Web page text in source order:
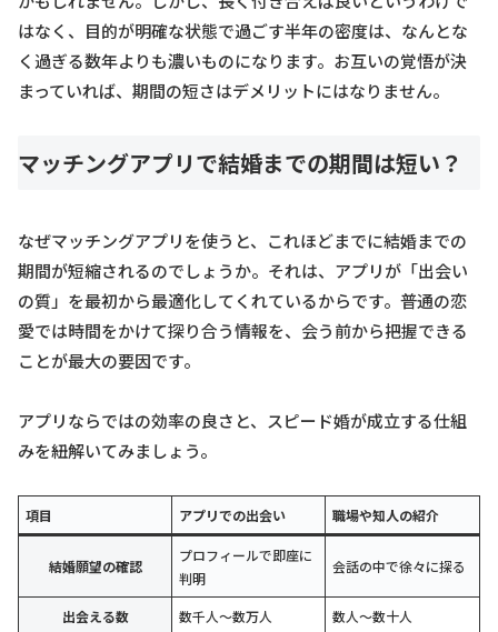
はなく、目的が明確な状態で過ごす半年の密度は、なんとな
く過ぎる数年よりも濃いものになります。お互いの覚悟が決
まっていれば、期間の短さはデメリットにはなりません。
マッチングアプリで結婚までの期間は短い？
なぜマッチングアプリを使うと、これほどまでに結婚までの
期間が短縮されるのでしょうか。それは、アプリが「出会い
の質」を最初から最適化してくれているからです。普通の恋
愛では時間をかけて探り合う情報を、会う前から把握できる
ことが最大の要因です。
アプリならではの効率の良さと、スピード婚が成立する仕組
みを紐解いてみましょう。
項目 アプリでの出会い 職場や知人の紹介
結婚願望の確認
プロフィールで即座に
判明
会話の中で徐々に探る
出会える数 数千人〜数万人 数人〜数十人